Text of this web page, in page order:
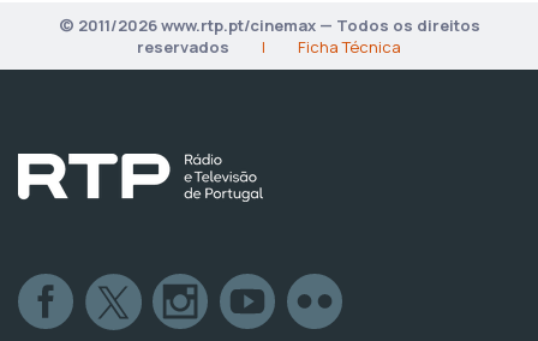
© 2011/2026 www.rtp.pt/cinemax — Todos os direitos
reservados
| Ficha Técnica